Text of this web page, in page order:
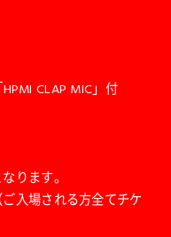
CLAP MIC」付
ります。
入場される方全てチケ